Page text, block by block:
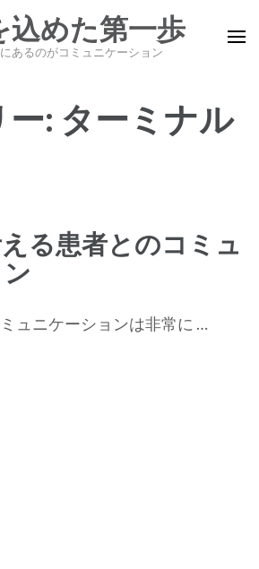
込めた第一歩
あるのがコミュニケーション
ー: ターミナル
る患者とのコミュ
ュニケーションは非常に …